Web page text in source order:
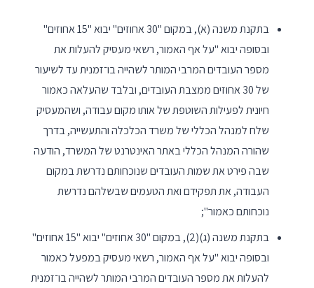
בתקנת משנה (א), במקום "30 אחוזים" יבוא "15 אחוזים"
ובסופה יבוא "על אף האמור, רשאי מעסיק להעלות את
מספר העובדים המרבי המותר לשהייה בו־זמנית עד לשיעור
של 30 אחוזים ממצבת העובדים, ובלבד שהעלאה כאמור
חיונית לפעילות השוטפת של אותו מקום עבודה, ושהמעסיק
שלח למנהל הכללי של משרד הכלכלה והתעשייה, בדרך
שהורה המנהל הכללי באתר האינטרנט של המשרד, הודעה
שבה פירט את שמות העובדים שנוכחותם נדרשת במקום
העבודה, את תפקידם ואת הטעמים שבשלהם נדרשת
נוכחותם כאמור";
בתקנת משנה (ג)(2), במקום "30 אחוזים" יבוא "15 אחוזים"
ובסופה יבוא "על אף האמור, רשאי מעסיק במפעל כאמור
להעלות את מספר העובדים המרבי המותר לשהייה בו־זמנית